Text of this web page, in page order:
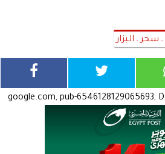
سحر ـ البزار
google.com, pub-6546128129065693,